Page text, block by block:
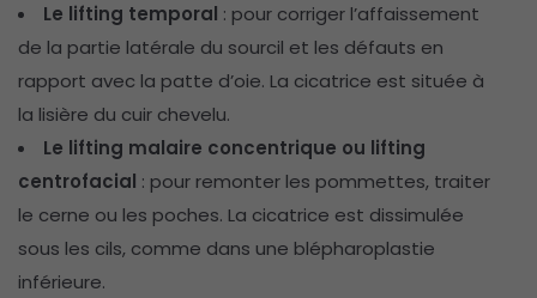
Le lifting temporal : pour corriger l’affaissement
de la partie latérale du sourcil et les défauts en
rapport avec la patte d’oie. La cicatrice est située à
la lisière du cuir chevelu.
Le lifting malaire concentrique ou lifting
centrofacial : pour remonter les pommettes, traiter
le cerne ou les poches. La cicatrice est dissimulée
sous les cils, comme dans une blépharoplastie
inférieure.